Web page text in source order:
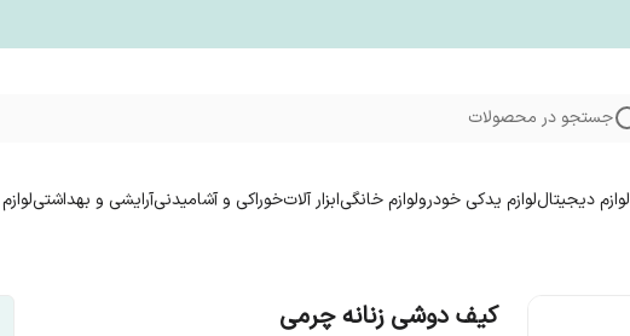
جستجو در محصولات
لوازم دیجیتاللوازم یدکی خودرولوازم خانگیابزار آلاتخوراکی و آشامیدنیآرایشی و بهداشتی
کیف دوشی زنانه چرمی